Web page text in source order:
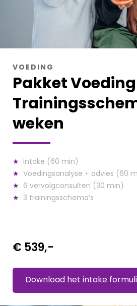
VOEDING
Pakket Voeding
weken
★ Intake (60 min)
★ Voedingsanalyse + advies (60
★ 6 vervolgconsulten (30 min)
★ 3 trainingsschema’s
€ 539,-
Download het intake